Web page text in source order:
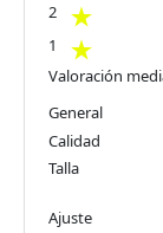
2
1
Valoración
General
Calidad
Talla
Ajuste